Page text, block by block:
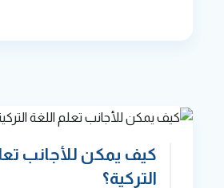
كيف يمكن للأجانب
التركية؟